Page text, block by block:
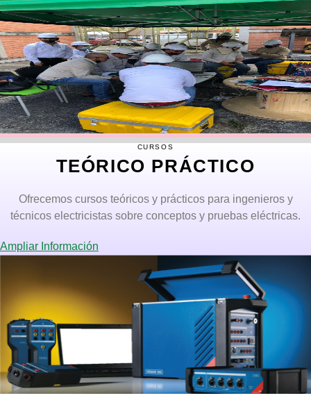
CURSOS
TEÓRICO PRÁCTICO
Ofrecemos cursos teóricos y prácticos para ingenieros y
técnicos electricistas sobre conceptos y pruebas eléctricas.
Ampliar Información